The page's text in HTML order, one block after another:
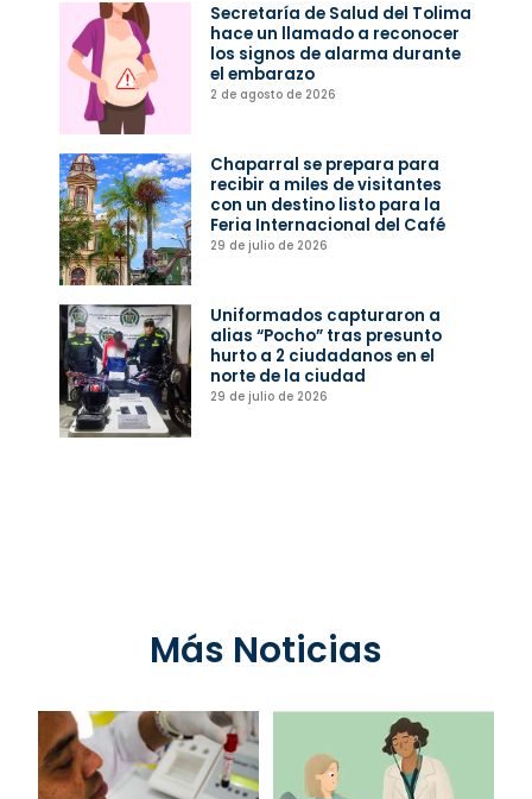
Secretaría de Salud del Tolima
hace un llamado a reconocer
los signos de alarma durante
el embarazo
2 de agosto de 2026
Chaparral se prepara para
recibir a miles de visitantes
con un destino listo para la
Feria Internacional del Café
29 de julio de 2026
Uniformados capturaron a
alias “Pocho” tras presunto
hurto a 2 ciudadanos en el
norte de la ciudad
29 de julio de 2026
Más Noticias